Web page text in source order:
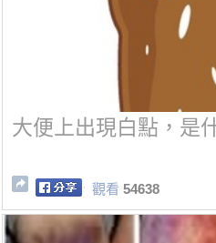
大便上出現白點，是
觀看 54638